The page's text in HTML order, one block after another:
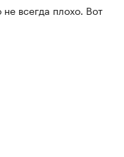
всегда плохо. Вот